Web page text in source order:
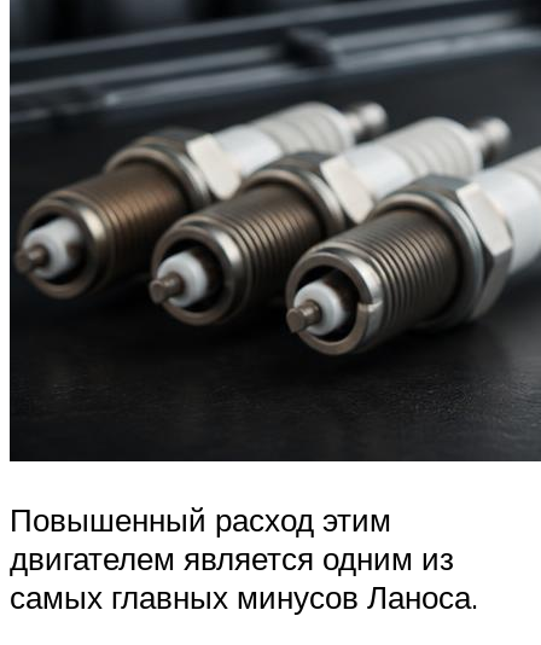
Повышенный расход этим
двигателем является одним из
самых главных минусов Ланоса.